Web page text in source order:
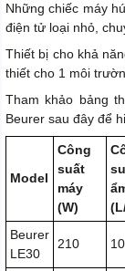
Những chiếc máy
điện tử loại nhỏ,
Thiết bị cho khả
thiết cho 1 môi
Tham khảo bảng
Beurer sau đây để
Model
Công
suất
máy
(W)
Beurer
LE30
210 10